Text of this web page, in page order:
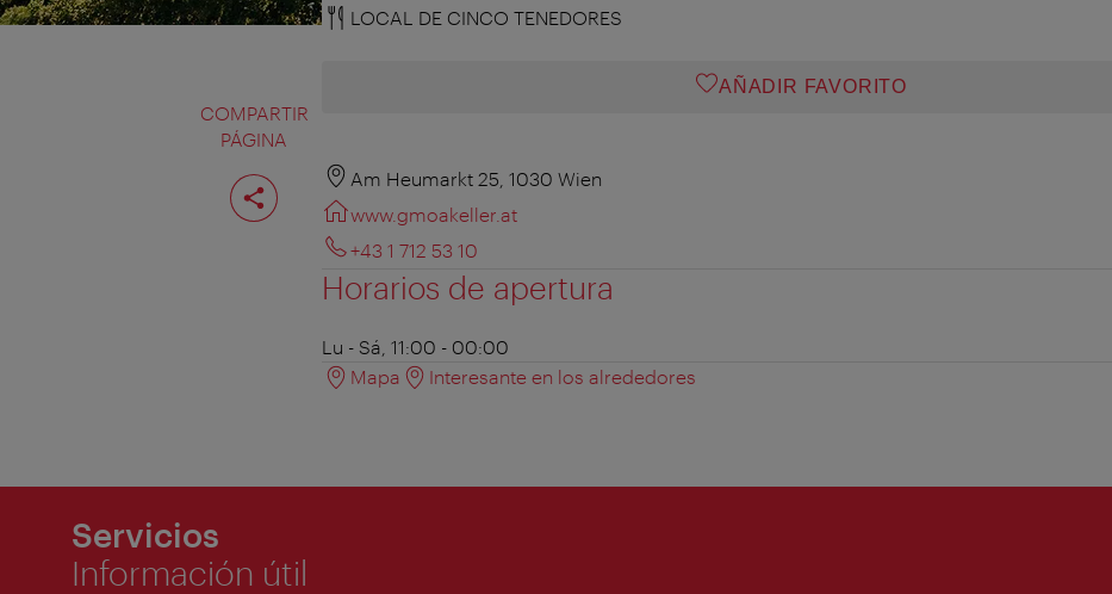
COMPARTIR
PÁGINA
Compartir
página
LOCAL DE CINCO TENEDORES
AÑADIR FAVORITO
Am Heumarkt 25, 1030 Wien
www.gmoakeller.at
+43 1 712 53 10
Horarios de apertura
Lu - Sá, 11:00 - 00:00
Mapa
Interesante en los alrededores
Servicios
Información útil